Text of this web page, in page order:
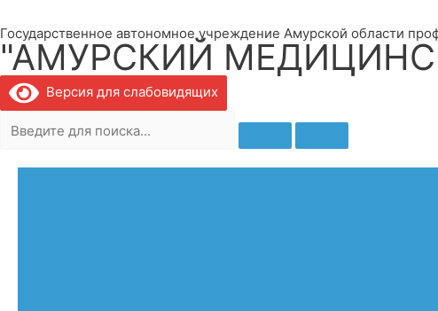
Государственное автономное учреждение Амурской области
"АМУРСКИЙ
Версия для слабовидящих